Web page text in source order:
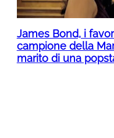
James Bond, i
campione della
marito di una